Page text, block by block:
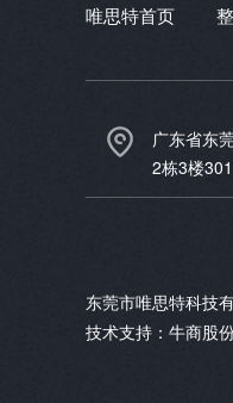
唯思特首页
广东省东
2栋3楼301
东莞市唯思特科技
技术支持： 牛商股